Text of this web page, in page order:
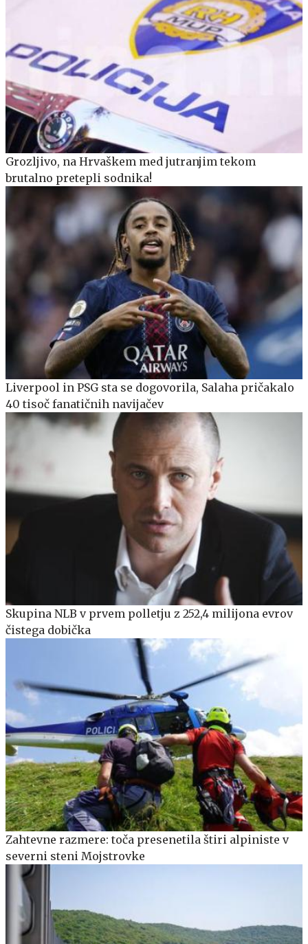
Grozljivo, na Hrvaškem med jutranjim tekom
brutalno pretepli sodnika!
Liverpool in PSG sta se dogovorila, Salaha pričakalo
40 tisoč fanatičnih navijačev
Skupina NLB v prvem polletju z 252,4 milijona evrov
čistega dobička
Zahtevne razmere: toča presenetila štiri alpiniste v
severni steni Mojstrovke